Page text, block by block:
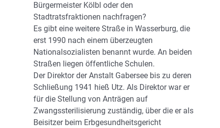
Bürgermeister Kölbl oder den
Stadtratsfraktionen nachfragen?
Es gibt eine weitere Straße in Wasserburg, die
erst 1990 nach einem überzeugten
Nationalsozialisten benannt wurde. An beiden
Straßen liegen öffentliche Schulen.
Der Direktor der Anstalt Gabersee bis zu deren
Schließung 1941 hieß Utz. Als Direktor war er
für die Stellung von Anträgen auf
Zwangssterilisierung zuständig, über die er als
Beisitzer beim Erbgesundheitsgericht